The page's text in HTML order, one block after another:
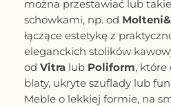
można przestawiać lub
schowkami, np. od
łączące estetykę z
eleganckich stolików
od Vitra lub Poliform, które
blaty, ukryte szuflady lub
Meble o lekkiej formie, na